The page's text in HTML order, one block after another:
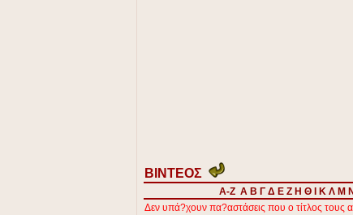
ΒΙΝΤΕΟΣ
A-Z Α Β Γ Δ Ε Ζ Η Θ Κ Λ Μ Ν
Δεν υπά?χουν πα?αστάσεις που ο τίτλος τους